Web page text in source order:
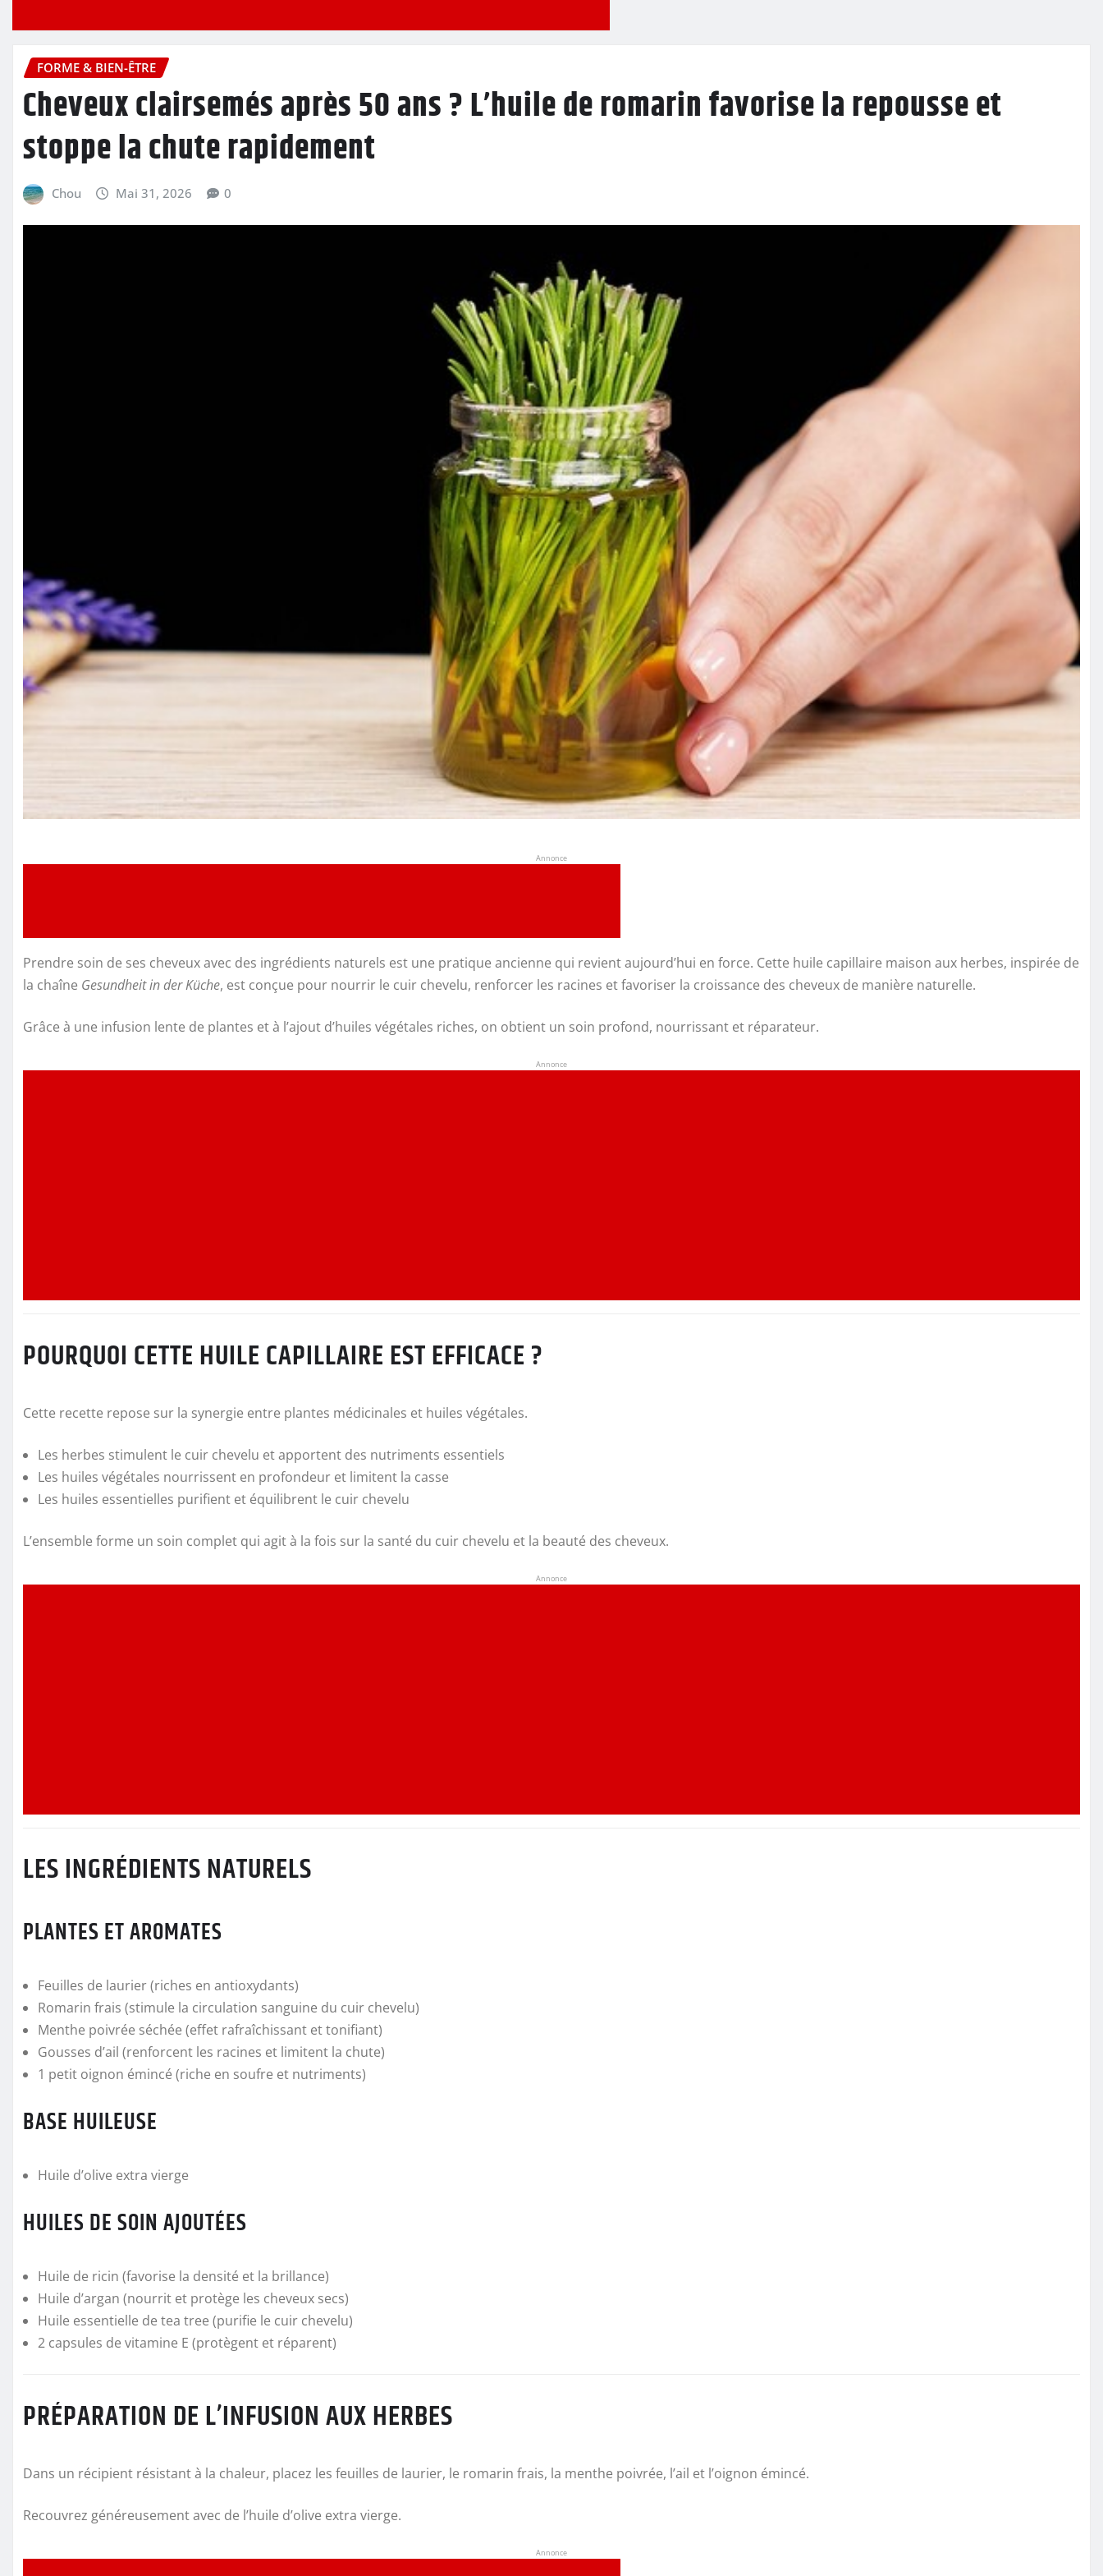
FORME & BIEN-ÊTRE
Cheveux clairsemés après 50 ans ? L’huile de romarin favorise la repousse et
stoppe la chute rapidement
Chou Mai 31, 2026 0
Annonce
Prendre soin de ses cheveux avec des ingrédients naturels est une pratique ancienne qui revient aujourd’hui en force. Cette huile capillaire maison aux herbes, inspirée de
la chaîne Gesundheit in der Küche, est conçue pour nourrir le cuir chevelu, renforcer les racines et favoriser la croissance des cheveux de manière naturelle.
Grâce à une infusion lente de plantes et à l’ajout d’huiles végétales riches, on obtient un soin profond, nourrissant et réparateur.
Annonce
POURQUOI CETTE HUILE CAPILLAIRE EST EFFICACE ?
Cette recette repose sur la synergie entre plantes médicinales et huiles végétales.
Les herbes stimulent le cuir chevelu et apportent des nutriments essentiels
Les huiles végétales nourrissent en profondeur et limitent la casse
Les huiles essentielles purifient et équilibrent le cuir chevelu
L’ensemble forme un soin complet qui agit à la fois sur la santé du cuir chevelu et la beauté des cheveux.
Annonce
LES INGRÉDIENTS NATURELS
PLANTES ET AROMATES
Feuilles de laurier (riches en antioxydants)
Romarin frais (stimule la circulation sanguine du cuir chevelu)
Menthe poivrée séchée (effet rafraîchissant et tonifiant)
Gousses d’ail (renforcent les racines et limitent la chute)
1 petit oignon émincé (riche en soufre et nutriments)
BASE HUILEUSE
Huile d’olive extra vierge
HUILES DE SOIN AJOUTÉES
Huile de ricin (favorise la densité et la brillance)
Huile d’argan (nourrit et protège les cheveux secs)
Huile essentielle de tea tree (purifie le cuir chevelu)
2 capsules de vitamine E (protègent et réparent)
PRÉPARATION DE L’INFUSION AUX HERBES
Dans un récipient résistant à la chaleur, placez les feuilles de laurier, le romarin frais, la menthe poivrée, l’ail et l’oignon émincé.
Recouvrez généreusement avec de l’huile d’olive extra vierge.
Annonce